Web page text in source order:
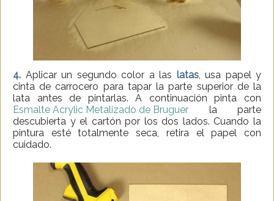
4. Aplicar un segundo color a las latas, usa papel y
cinta de carrocero para tapar la parte superior de la
lata antes de pintarlas. A continuación pinta con
Esmalte Acrylic Metalizado de Bruguer la parte
descubierta y el cartón por los dos lados. Cuando la
pintura esté totalmente seca, retira el papel con
cuidado.